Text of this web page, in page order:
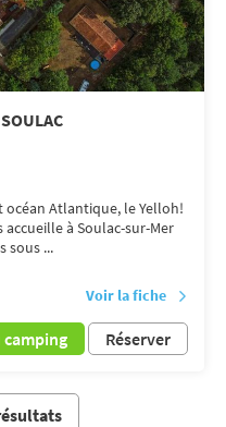
Atlantique, le Yelloh!
à Soulac-sur-Mer
sous ...
Voir la fiche
camping Réserver